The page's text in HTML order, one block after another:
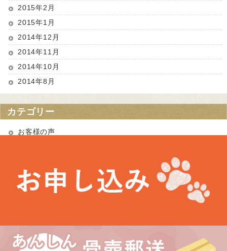
2015年2月
2015年1月
2014年12月
2014年11月
2014年10月
2014年8月
カテゴリー
お客様の声
最近の投稿
埼玉県 Kさま（あかりちゃん・きなりちゃん）
千葉県 Uさま（エルフちゃん・ソルシエールちゃん）